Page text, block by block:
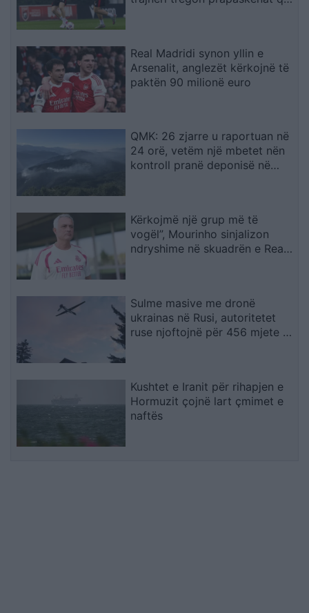
Real Madridi synon yllin e
Arsenalit, anglezët kërkojnë të
paktën 90 milionë euro
QMK: 26 zjarre u raportuan në
24 orë, vetëm një mbetet nën
kontroll pranë deponisë në
Kërkojmë një grup më të
vogël”, Mourinho sinjalizon
ndryshime në skuadrën e Real
Sulme masive me dronë
ukrainas në Rusi, autoritetet
ruse njoftojnë për 456 mjete të
Kushtet e Iranit për rihapjen e
Hormuzit çojnë lart çmimet e
naftës